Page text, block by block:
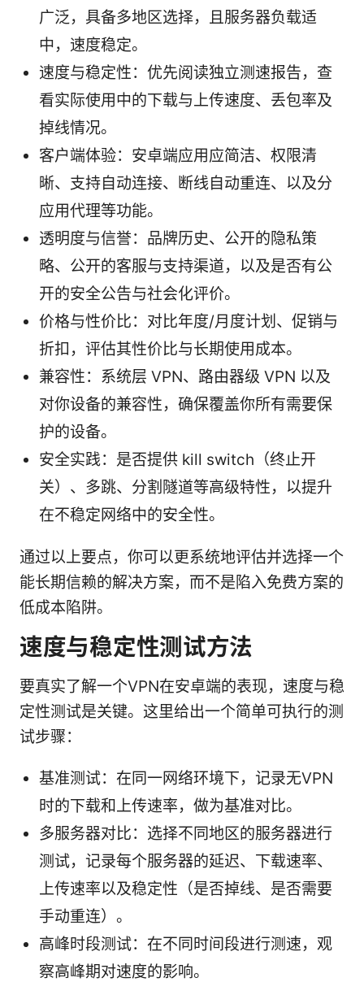
广泛，具备多地区选择，且服务器负载适
中，速度稳定。
速度与稳定性：优先阅读独立测速报告，查
看实际使用中的下载与上传速度、丢包率及
掉线情况。
客户端体验：安卓端应用应简洁、权限清
晰、支持自动连接、断线自动重连、以及分
应用代理等功能。
透明度与信誉：品牌历史、公开的隐私策
略、公开的客服与支持渠道，以及是否有公
开的安全公告与社会化评价。
价格与性价比：对比年度/月度计划、促销与
折扣，评估其性价比与长期使用成本。
兼容性：系统层 VPN、路由器级 VPN 以及
对你设备的兼容性，确保覆盖你所有需要保
护的设备。
安全实践：是否提供 kill switch（终止开
关）、多跳、分割隧道等高级特性，以提升
在不稳定网络中的安全性。
通过以上要点，你可以更系统地评估并选择一个
能长期信赖的解决方案，而不是陷入免费方案的
低成本陷阱。
速度与稳定性测试方法
要真实了解一个VPN在安卓端的表现，速度与稳
定性测试是关键。这里给出一个简单可执行的测
试步骤：
基准测试：在同一网络环境下，记录无VPN
时的下载和上传速率，做为基准对比。
多服务器对比：选择不同地区的服务器进行
测试，记录每个服务器的延迟、下载速率、
上传速率以及稳定性（是否掉线、是否需要
手动重连）。
高峰时段测试：在不同时间段进行测速，观
察高峰期对速度的影响。